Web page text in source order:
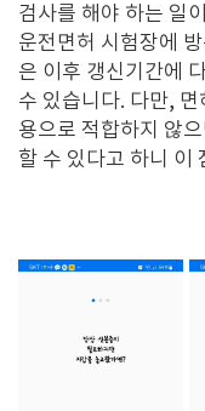
검사를 해야 하는 일
운전면허 시험장에
은 이후 갱신기간에
수 있습니다. 다만,
용으로 적합하지 않
할 수 있다고 하니 이